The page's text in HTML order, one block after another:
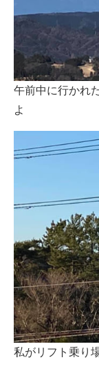
午前中に行かれ
よ
私がリフト乗り